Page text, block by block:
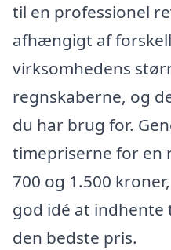
til en professionel
afhængigt af
virksomhedens
regnskaberne, og
du har brug for.
timepriserne for en
700 og 1.500
god idé at indhente
den bedste pris.